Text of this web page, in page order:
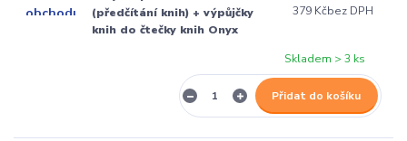
(předčítání knih) + výpůjčky
knih do čtečky knih Onyx
379 Kčbez DPH
Skladem > 3 ks
Přidat do košíku